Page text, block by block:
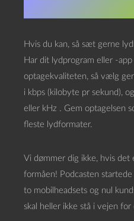
Hvis du kan, så sæt gerne
Har dit lydprogram eller -
optagekvaliteten, så vælg
i kbps (kilobyte pr sekund), og
eller kHz . Gem optagelsen
fleste lydformater.
Vi dømmer dig ikke, hvis det
formåen! Podcasten
to mobilheadsets og nul
skal heller ikke stå i vejen for